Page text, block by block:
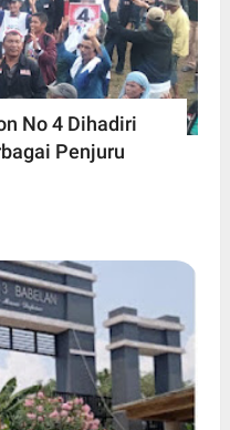
No 4 Dihadiri
Penjuru